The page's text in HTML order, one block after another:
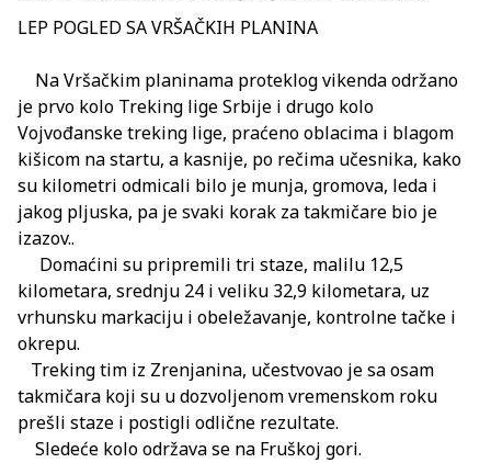
LEP POGLED SA VRŠAČKIH PLANINA
Na Vršačkim planinama proteklog vikenda održano
je prvo kolo Treking lige Srbije i drugo kolo
Vojvođanske treking lige, praćeno oblacima i blagom
kišicom na startu, a kasnije, po rečima učesnika, kako
su kilometri odmicali bilo je munja, gromova, leda i
jakog pljuska, pa je svaki korak za takmičare bio je
izazov..
Domaćini su pripremili tri staze, malilu 12,5
kilometara, srednju 24 i veliku 32,9 kilometara, uz
vrhunsku markaciju i obeležavanje, kontrolne tačke i
okrepu.
Treking tim iz Zrenjanina, učestvovao je sa osam
takmičara koji su u dozvoljenom vremenskom roku
prešli staze i postigli odlične rezultate.
Sledeće kolo održava se na Fruškoj gori.